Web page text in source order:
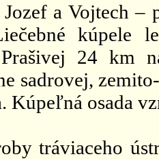
a Vojtech –
kúpele
24 km
sadrovej,
Kúpeľná osada
tráviaceho